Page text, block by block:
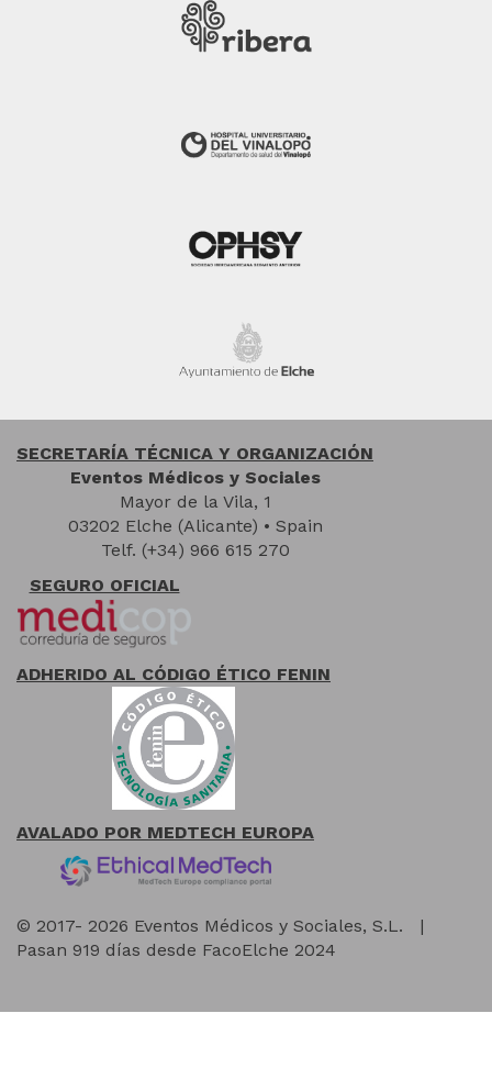
SECRETARÍA TÉCNICA Y ORGANIZACIÓN
Eventos Médicos y Sociales
Mayor de la Vila, 1
03202 Elche (Alicante) • Spain
Telf. (+34) 966 615 270
SEGURO OFICIAL
ADHERIDO AL CÓDIGO ÉTICO FENIN
AVALADO POR MEDTECH EUROPA
© 2017- 2026 Eventos Médicos y Sociales, S.L.
|
Pasan 919 días desde FacoElche 2024